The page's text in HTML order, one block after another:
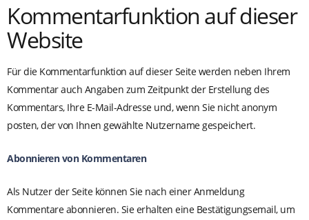
Kommentarfunktion auf dieser
Website
Für die Kommentarfunktion auf dieser Seite werden neben Ihrem
Kommentar auch Angaben zum Zeitpunkt der Erstellung des
Kommentars, Ihre E-Mail-Adresse und, wenn Sie nicht anonym
posten, der von Ihnen gewählte Nutzername gespeichert.
Abonnieren von Kommentaren
Als Nutzer der Seite können Sie nach einer Anmeldung
Kommentare abonnieren. Sie erhalten eine Bestätigungsemail, um